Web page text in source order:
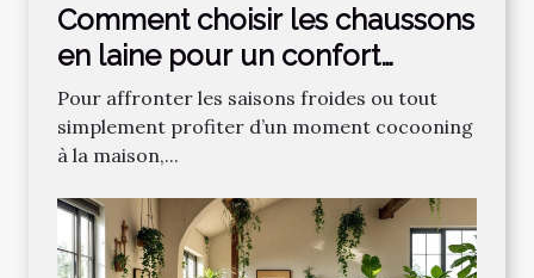
Comment choisir les chaussons
en laine pour un confort
optimal ?
Pour affronter les saisons froides ou tout
simplement profiter d’un moment cocooning
à la maison,...